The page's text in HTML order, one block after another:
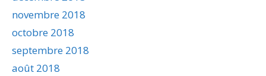
novembre 2018
octobre 2018
septembre 2018
août 2018